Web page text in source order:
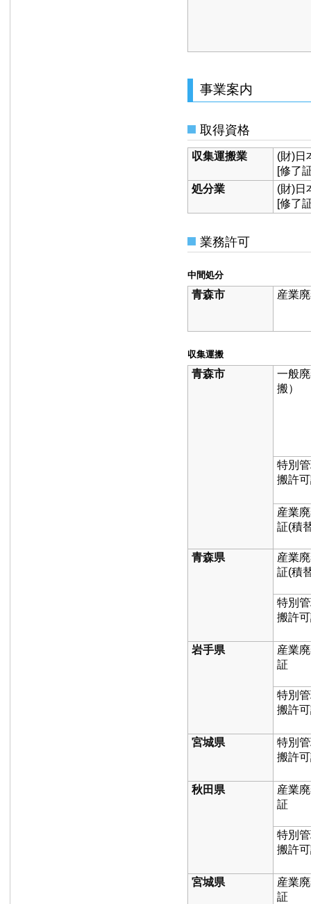
事業案内
取得資格
収集運搬業
(財)日
[修了
処分業
(財)日
[修了
業務許可
中間処分
青森市 産業
収集運搬
青森市
一般
搬）
特別
搬許
産業
証(積
青森県
産業
証(積
特別
搬許
岩手県
産業
証
特別
搬許
宮城県
特別
搬許
秋田県
産業
証
特別
搬許
宮城県
産業
証